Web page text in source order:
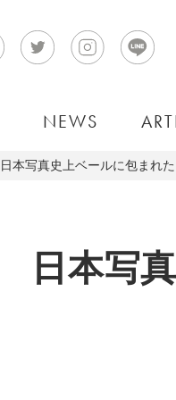
NEWS
日本写真史上ベールに包まれた
日本写